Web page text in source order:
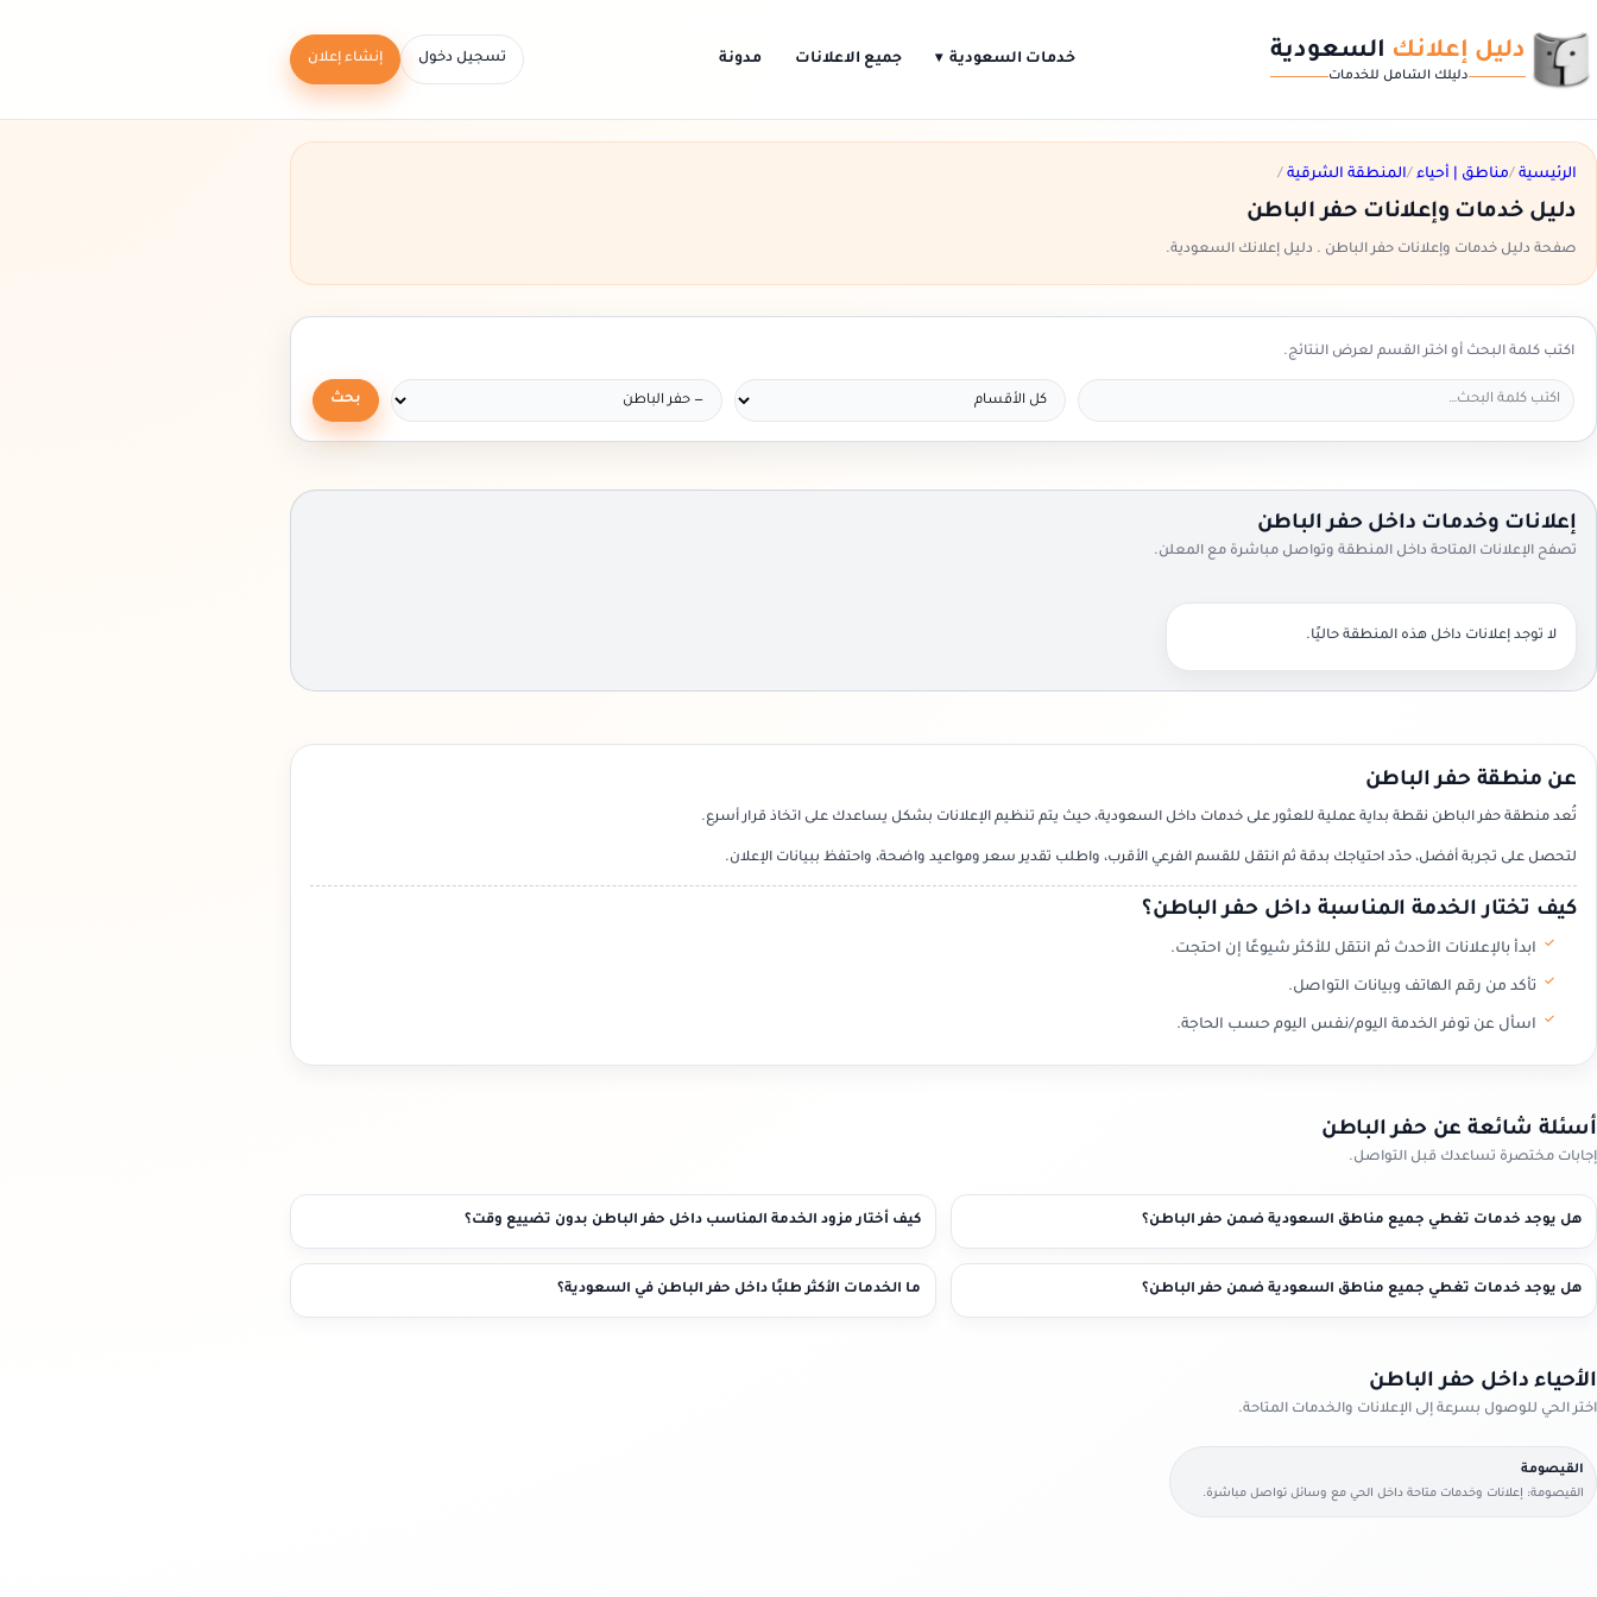
دليل إعلانك السعودية
دليلك الشامل للخدمات
خدمات السعودية ▾ جميع الاعلانات مدونة تسجيل دخول إنشاء إعلان
الرئيسية /مناطق | أحياء /المنطقة الشرقية /
دليل خدمات وإعلانات حفر الباطن
صفحة دليل خدمات وإعلانات حفر الباطن . دليل إعلانك السعودية.
اكتب كلمة البحث أو اختر القسم لعرض النتائج.
بحث
إعلانات وخدمات داخل حفر الباطن
تصفح الإعلانات المتاحة داخل المنطقة وتواصل مباشرة مع المعلن.
لا توجد إعلانات داخل هذه المنطقة حاليًا.
عن منطقة حفر الباطن
تُعد منطقة حفر الباطن نقطة بداية عملية للعثور على خدمات داخل السعودية، حيث يتم تنظيم الإعلانات بشكل يساعدك على اتخاذ قرار أسرع.
لتحصل على تجربة أفضل، حدّد احتياجك بدقة ثم انتقل للقسم الفرعي الأقرب، واطلب تقدير سعر ومواعيد واضحة، واحتفظ ببيانات الإعلان.
كيف تختار الخدمة المناسبة داخل حفر الباطن؟
ابدأ بالإعلانات الأحدث ثم انتقل للأكثر شيوعًا إن احتجت.
تأكد من رقم الهاتف وبيانات التواصل.
اسأل عن توفر الخدمة اليوم/نفس اليوم حسب الحاجة.
أسئلة شائعة عن حفر الباطن
إجابات مختصرة تساعدك قبل التواصل.
هل يوجد خدمات تغطي جميع مناطق السعودية ضمن حفر الباطن؟ كيف أختار مزود الخدمة المناسب داخل حفر الباطن بدون تضييع وقت؟
هل يوجد خدمات تغطي جميع مناطق السعودية ضمن حفر الباطن؟ ما الخدمات الأكثر طلبًا داخل حفر الباطن في السعودية؟
الأحياء داخل حفر الباطن
اختر الحي للوصول بسرعة إلى الإعلانات والخدمات المتاحة.
القيصومة
القيصومة: إعلانات وخدمات متاحة داخل الحي مع وسائل تواصل مباشرة.